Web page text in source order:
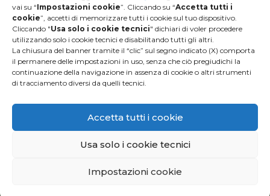
vai su “Impostazioni cookie”. Cliccando su “Accetta tutti i
cookie”, accetti di memorizzare tutti i cookie sul tuo dispositivo.
Cliccando "Usa solo i cookie tecnici" dichiari di voler procedere
utilizzando solo i cookie tecnici e disabilitando tutti gli altri.
La chiusura del banner tramite il “clic” sul segno indicato (X) comporta
il permanere delle impostazioni in uso, senza che ciò pregiudichi la
continuazione della navigazione in assenza di cookie o altri strumenti
di tracciamento diversi da quelli tecnici.
Accetta tutti i cookie
Usa solo i cookie tecnici
Impostazioni cookie
20006 Pregnana Milanese (MI)
Tel. 02-9396401
info@humanaitalia.org